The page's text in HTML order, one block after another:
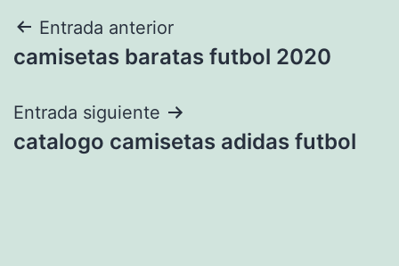
Navegación
de
entradas
Entrada anterior
camisetas baratas futbol 2020
Entrada siguiente
catalogo camisetas adidas futbol